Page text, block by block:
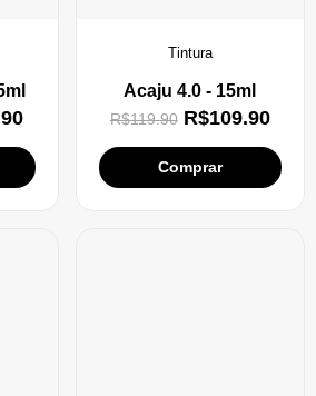
Tintura
Acaju 4.0 - 15ml
R$119.90 R$109.90
Comprar